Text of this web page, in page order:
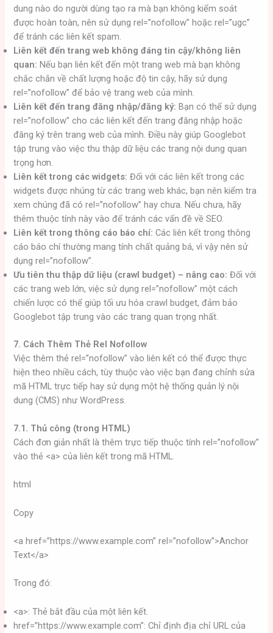
dung nào do người dùng tạo ra mà bạn không kiểm soát
được hoàn toàn, nên sử dụng rel=”nofollow” hoặc rel=”ugc”
để tránh các liên kết spam.
Liên kết đến trang web không đáng tin cậy/không liên
quan: Nếu bạn liên kết đến một trang web mà bạn không
chắc chắn về chất lượng hoặc độ tin cậy, hãy sử dụng
rel=”nofollow” để bảo vệ trang web của mình.
Liên kết đến trang đăng nhập/đăng ký: Bạn có thể sử dụng
rel=”nofollow” cho các liên kết đến trang đăng nhập hoặc
đăng ký trên trang web của mình. Điều này giúp Googlebot
tập trung vào việc thu thập dữ liệu các trang nội dung quan
trọng hơn.
Liên kết trong các widgets: Đối với các liên kết trong các
widgets được nhúng từ các trang web khác, bạn nên kiểm tra
xem chúng đã có rel=”nofollow” hay chưa. Nếu chưa, hãy
thêm thuộc tính này vào để tránh các vấn đề về SEO.
Liên kết trong thông cáo báo chí: Các liên kết trong thông
cáo báo chí thường mang tính chất quảng bá, vì vậy nên sử
dụng rel=”nofollow”.
Ưu tiên thu thập dữ liệu (crawl budget) – nâng cao: Đối với
các trang web lớn, việc sử dụng rel=”nofollow” một cách
chiến lược có thể giúp tối ưu hóa crawl budget, đảm bảo
Googlebot tập trung vào các trang quan trọng nhất.
7. Cách Thêm Thẻ Rel Nofollow
Việc thêm thẻ rel=”nofollow” vào liên kết có thể được thực
hiện theo nhiều cách, tùy thuộc vào việc bạn đang chỉnh sửa
mã HTML trực tiếp hay sử dụng một hệ thống quản lý nội
dung (CMS) như WordPress.
7.1. Thủ công (trong HTML)
Cách đơn giản nhất là thêm trực tiếp thuộc tính rel=”nofollow”
vào thẻ <a> của liên kết trong mã HTML.
html
Copy
<a href=”https://www.example.com” rel=”nofollow”>Anchor
Text</a>
Trong đó:
<a>: Thẻ bắt đầu của một liên kết.
href=”https://www.example.com”: Chỉ định địa chỉ URL của